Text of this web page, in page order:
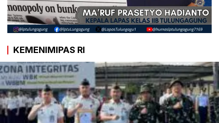
KEMENIMIPAS RI